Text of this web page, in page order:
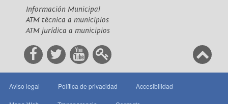
Información Municipal
ATM técnica a municipios
ATM jurídica a municipios
Aviso legal Política de privacidad Accesibilidad